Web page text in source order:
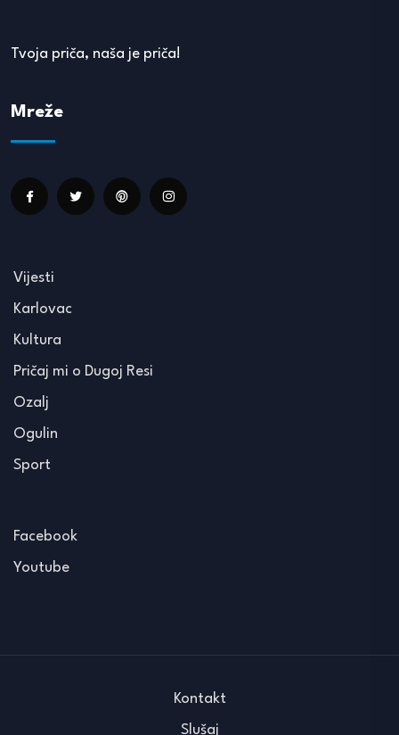
Tvoja priča, naša je priča!
Mreže
Vijesti
Karlovac
Kultura
Pričaj mi o Dugoj Resi
Ozalj
Ogulin
Sport
Facebook
Youtube
Kontakt
Slušaj